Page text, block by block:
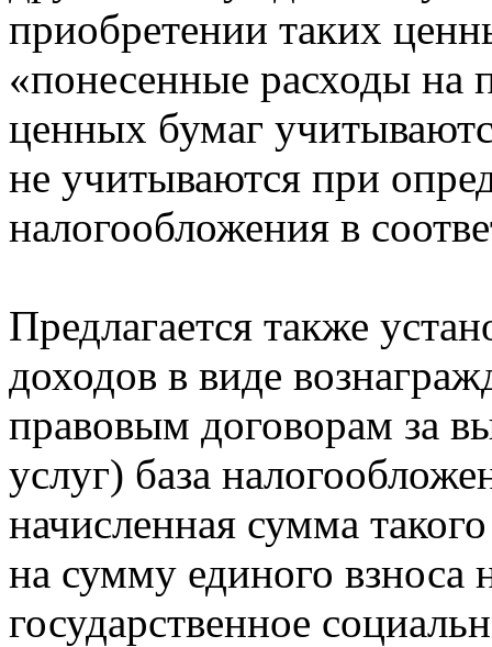
приобретении таких
«понесенные расходы на
ценных бумаг
не учитываются при
налогообложения в
Предлагается также
доходов в виде
правовым договорам за
услуг) база
начисленная сумма
на сумму единого взноса
государственное